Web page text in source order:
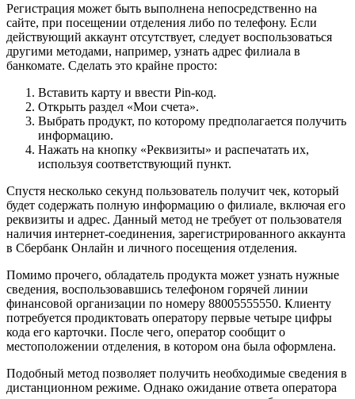
Регистрация может быть выполнена непосредственно на
сайте, при посещении отделения либо по телефону. Если
действующий аккаунт отсутствует, следует воспользоваться
другими методами, например, узнать адрес филиала в
банкомате. Сделать это крайне просто:
Вставить карту и ввести Pin-код.
Открыть раздел «Мои счета».
Выбрать продукт, по которому предполагается получить
информацию.
Нажать на кнопку «Реквизиты» и распечатать их,
используя соответствующий пункт.
Спустя несколько секунд пользователь получит чек, который
будет содержать полную информацию о филиале, включая его
реквизиты и адрес. Данный метод не требует от пользователя
наличия интернет-соединения, зарегистрированного аккаунта
в Сбербанк Онлайн и личного посещения отделения.
Помимо прочего, обладатель продукта может узнать нужные
сведения, воспользовавшись телефоном горячей линии
финансовой организации по номеру 88005555550. Клиенту
потребуется продиктовать оператору первые четыре цифры
кода его карточки. После чего, оператор сообщит о
местоположении отделения, в котором она была оформлена.
Подобный метод позволяет получить необходимые сведения в
дистанционном режиме. Однако ожидание ответа оператора